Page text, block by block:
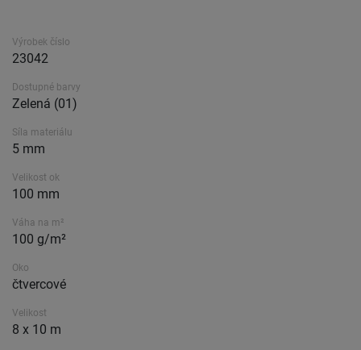
Výrobek číslo
23042
Dostupné barvy
Zelená (01)
Síla materiálu
5 mm
Velikost ok
100 mm
Váha na m²
100 g/m²
Oko
čtvercové
Velikost
8 x 10 m